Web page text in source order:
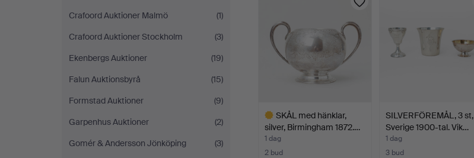
Crafoord Auktioner Malmö
(1)
Crafoord Auktioner Stockholm
(3)
Ekenbergs Auktioner
(19)
Falun Auktionsbyrå
(15)
Formstad Auktioner
(9)
Garpenhus Auktioner
(2)
Gomér & Andersson Jönköping
(3)
SKÅL med hänklar,
silver, Birmingham 1872.…
1 dag
2 bud
SILVERFÖREMÅL, 3 st,
Sverige 1900-tal. Vik…
1 dag
3 bud